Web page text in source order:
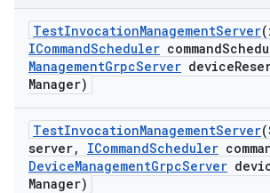
TestInvocationManagementServer
ICommandScheduler command
ManagementGrpcServer device
Manager)
TestInvocationManagementServer
server, ICommandScheduler
DeviceManagementGrpcServer
Manager)